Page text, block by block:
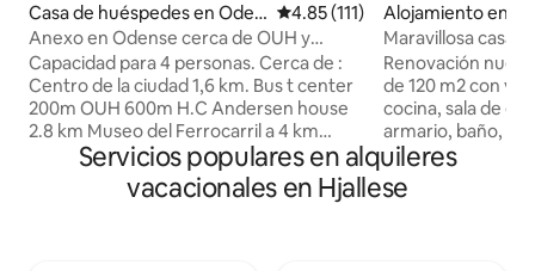
Casa de huéspedes en Oden
se
Calificación promedio: 4.85 de
4.85 (111)
Anexo en Odense cerca de OUH y
centro 4 camas
Capacidad para 4 personas. Cerca de :
Centro de la ciudad 1,6 km. Bus t center
200m OUH 600m H.C Andersen house
2.8 km Museo del Ferrocarril a 4 km
Zoológico a 150 m Restaurantes: Niro
Sushi & wok, Chicago burger, Mamas
pizza, Bar 'sushi, Indian take away.
Alojamiento en
Maravillosa casa
gratuito en
Renovación
de 120 m2 con
cocina, sala de
armario, baño,
adicional y
azotea de 35 m2
inteligente,
Servicios populares en alquileres
vacacionales en Hjallese